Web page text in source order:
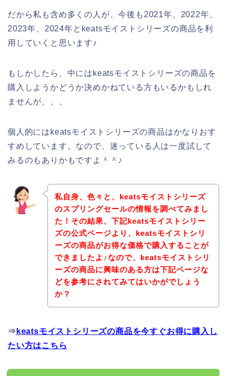
だから私も含め多くの人が、今後も2021年、2022年、
2023年、2024年とkeatsモイストシリーズの商品を利
用していくと思います♪
もしかしたら、中にはkeatsモイストシリーズの商品を
購入しようかどうか決めかねている方もいるかもしれ
ませんが、、、
個人的にはkeatsモイストシリーズの商品はかなりおす
すめしています。なので、迷っている人は一度試して
みるのもありかもですよ＾＾♪
私自身、色々と、keatsモイストシリーズ
のスプリングセールの情報を調べてみまし
た！その結果、下記keatsモイストシリー
ズの公式ページより、keatsモイストシリ
ーズの商品がお得な価格で購入することが
できましたよ♪なので、keatsモイストシリ
ーズの商品に興味のある方は下記ページな
どを参考にされてみてはいかがでしょう
か？
⇒ keatsモイストシリーズの商品を今すぐお得に購入し
たい方はこちら